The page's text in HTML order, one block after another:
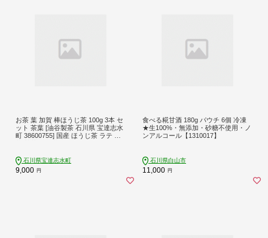
お茶 葉 加賀 棒ほうじ茶 100g 3本 セ
ット 茶葉 [油谷製茶 石川県 宝達志水
町 38600755] 国産 ほうじ茶 ラテ 棒
石川県宝達志水町
9,000 円
食べる糀甘酒 180g パウチ 6個 冷凍
★生100%・無添加・砂糖不使用・ノ
ンアルコール【1310017】
石川県白山市
11,000 円